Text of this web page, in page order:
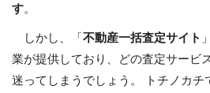
す。
しかし、「 不動産一括査定サイト
業が提供しており、どの査定サービ
迷ってしまうでしょう。 トチノカチ